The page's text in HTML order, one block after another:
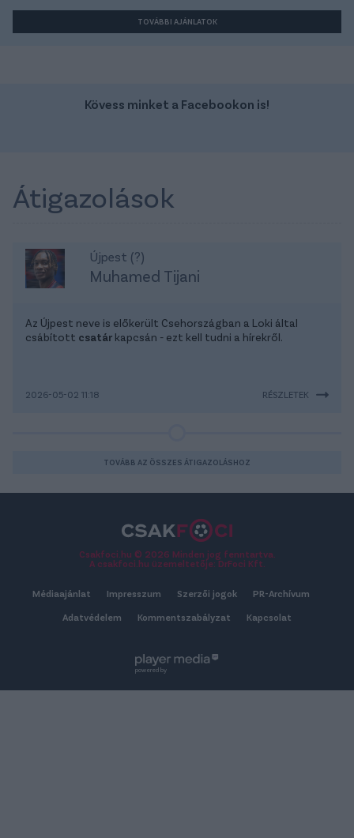
TOVÁBBI AJÁNLATOK
Kövess minket a Facebookon is!
Átigazolások
Újpest (?)
Muhamed Tijani
Az Újpest neve is előkerült Csehországban a Loki által
csábított csatár kapcsán - ezt kell tudni a hírekről.
2026-05-02 11:18 RÉSZLETEK
TOVÁBB AZ ÖSSZES ÁTIGAZOLÁSHOZ
Csakfoci.hu © 2026 Minden jog fenntartva.
A csakfoci.hu üzemeltetője: DrFoci Kft.
Médiaajánlat Impresszum Szerzői jogok PR-Archívum
Adatvédelem Kommentszabályzat Kapcsolat
powered by